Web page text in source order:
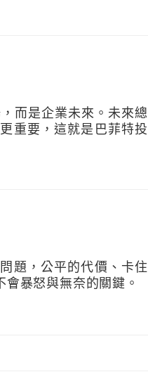
而是企業未來。未來總
重要，這就是巴菲特投
題，公平的代價、卡住
暴怒與無奈的關鍵。